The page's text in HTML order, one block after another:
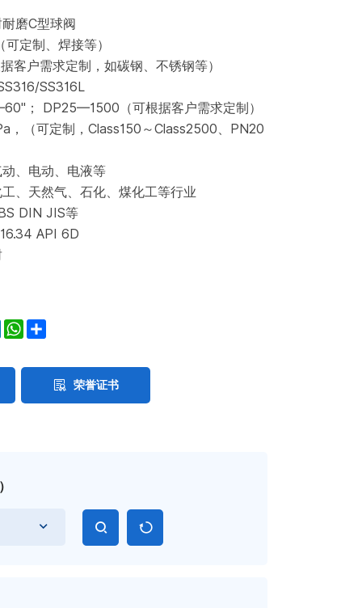
磨C型球阀
定制、焊接等）
客户需求定制，如碳钢、不锈钢等）
SS316L
； DP25—1500（可根据客户需求定制）
，（可定制，Class150～Class2500、PN20
、电动、电液等
、天然气、石化、煤化工等行业
DIN JIS等
API 6D
LinkedInWhatsApp
荣誉证书